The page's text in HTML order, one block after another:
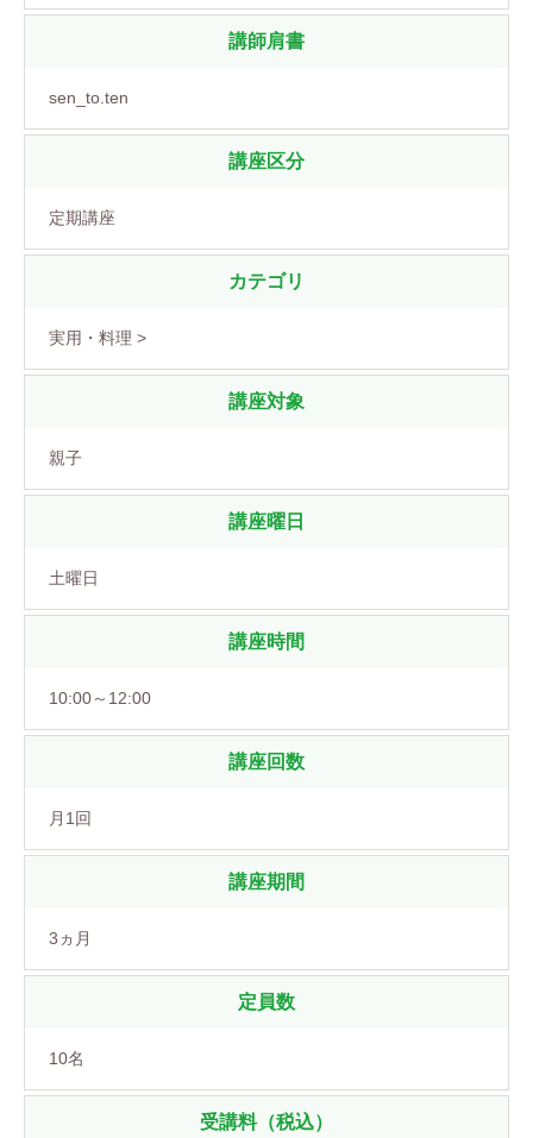
講師肩書
sen_to.ten
講座区分
定期講座
カテゴリ
実用・料理 >
講座対象
親子
講座曜日
土曜日
講座時間
10:00～12:00
講座回数
月1回
講座期間
3ヵ月
定員数
10名
受講料（税込）